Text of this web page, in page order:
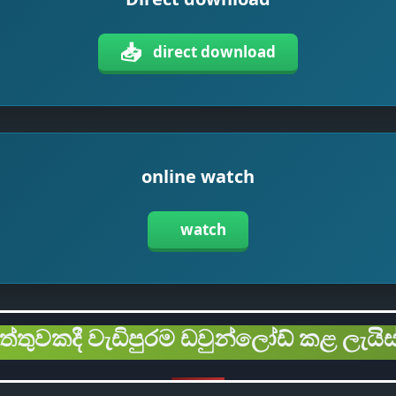
📥 direct download
online watch
watch
වැඩිපුරම ඩවුන්ලෝඩ් කළ